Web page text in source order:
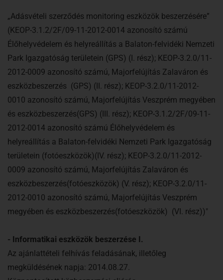
„Adásvételi szerződés monitoring eszközök beszerzésére”
(KEOP-3.1.2/2F/09-11-2012-0014 azonosító számú
Élőhelyvédelem és helyreállítás a Balaton-felvidéki Nemzeti
Park Igazgatóság területein (GPS) (I. rész); KEOP-3.2.0/11-
2012-0009 azonosító számú, Majorfelújítás Zalaváron és
eszközbeszerzés (GPS) (II. rész); KEOP-3.2.0/11-2012-
0010 azonosító számú, Majorfelújítás Veszprém megyében
és eszközbeszerzés(GPS) (III. rész); KEOP-3.1.2/2F/09-11-
2012-0014 azonosító számú Élőhelyvédelem és
helyreállítás a Balaton-felvidéki Nemzeti Park Igazgatóság
területein (fotóeszközök)(IV. rész); KEOP-3.2.0/11-2012-
0009 azonosító számú, Majorfelújítás Zalaváron és
eszközbeszerzés(fotóeszközök) (V. rész); KEOP-3.2.0/11-
2012-0010 azonosító számú, Majorfelújítás Veszprém
megyében és eszközbeszerzés(fotóeszközök) (VI. rész))"
- Informatikai eszközök beszerzése I.
Az ajánlattételi felhívás feladásának, illetőleg
megküldésének napja: 2014.08.27.